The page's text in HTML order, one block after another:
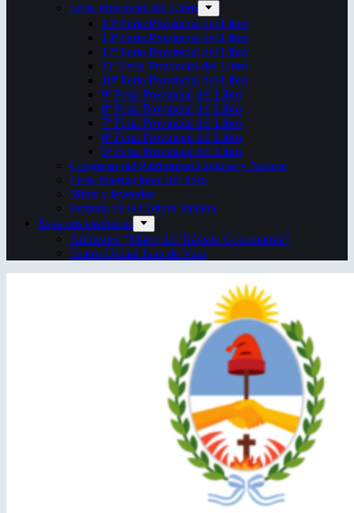
Feria Provincial del Libro
14ª Feria Provincial del Libro
13ª Feria Provincial del Libro
12ª Feria Provincial del Libro
11ª Feria Provincial del Libro
10ª Feria Provincial del Libro
9ª Feria Provincial del Libro
8ª Feria Provincial del Libro
7ª Feria Provincial del Libro
6ª Feria Provincial del Libro
5ª Feria Provincial del Libro
Congreso del Patrimonio Cultural y Natural
Feria Internacional del libro
Mitos y leyendas
Semana de la Cultura Italiana
Espacios escénicos
Anfiteatro “Mario del Tránsito Cocomarola”
Teatro Oficial Juan de Vera